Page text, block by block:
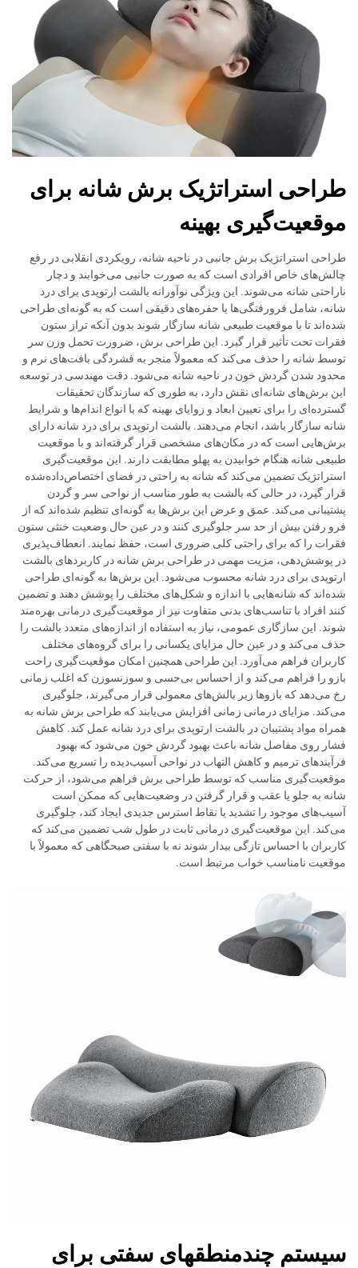
طراحی استراتژیک برش شانه برای
موقعیت‌گیری بهینه
طراحی استراتژیک برش جانبی در ناحیه شانه، رویکردی انقلابی در رفع
چالش‌های خاص افرادی است که به صورت جانبی می‌خوابند و دچار
ناراحتی شانه می‌شوند. این ویژگی نوآورانه بالشت ارتوپدی برای درد
شانه، شامل فرورفتگی‌ها یا حفره‌های دقیقی است که به گونه‌ای طراحی
شده‌اند تا با موقعیت طبیعی شانه سازگار شوند بدون آنکه تراز ستون
فقرات تحت تأثیر قرار گیرد. این طراحی برش، ضرورت تحمل وزن سر
توسط شانه را حذف می‌کند که معمولاً منجر به فشردگی بافت‌های نرم و
محدود شدن گردش خون در ناحیه شانه می‌شود. دقت مهندسی در توسعه
این برش‌های شانه‌ای نقش دارد، به طوری که سازندگان تحقیقات
گسترده‌ای را برای تعیین ابعاد و زوایای بهینه که با انواع اندام‌ها و شرایط
شانه سازگار باشد، انجام می‌دهند. بالشت ارتوپدی برای درد شانه دارای
برش‌هایی است که در مکان‌های مشخصی قرار گرفته‌اند و با موقعیت
طبیعی شانه هنگام خوابیدن به پهلو مطابقت دارند. این موقعیت‌گیری
استراتژیک تضمین می‌کند که شانه به راحتی در فضای اختصاص‌داده‌شده
قرار گیرد، در حالی که بالشت به طور مناسب از نواحی سر و گردن
پشتیبانی می‌کند. عمق و عرض این برش‌ها به گونه‌ای تنظیم شده‌اند که از
فرو رفتن بیش از حد سر جلوگیری کنند و در عین حال وضعیت خنثی ستون
فقرات را که برای راحتی کلی ضروری است، حفظ نمایند. انعطاف‌پذیری
در پوشش‌دهی، مزیت مهمی در طراحی برش شانه در کاربردهای بالشت
ارتوپدی برای درد شانه محسوب می‌شود. این برش‌ها به گونه‌ای طراحی
شده‌اند که شانه‌هایی با اندازه و شکل‌های مختلف را پوشش دهند و تضمین
کنند افراد با تناسب‌های بدنی متفاوت نیز از موقعیت‌گیری درمانی بهره‌مند
شوند. این سازگاری عمومی، نیاز به استفاده از اندازه‌های متعدد بالشت را
حذف می‌کند و در عین حال مزایای یکسانی را برای گروه‌های مختلف
کاربران فراهم می‌آورد. این طراحی همچنین امکان موقعیت‌گیری راحت
بازو را فراهم می‌کند و از احساس بی‌حسی و سوزنسوزن که اغلب زمانی
رخ می‌دهد که بازوها زیر بالش‌های معمولی قرار می‌گیرند، جلوگیری
می‌کند. مزایای درمانی زمانی افزایش می‌یابند که طراحی برش شانه به
همراه مواد پشتیبان در بالشت ارتوپدی برای درد شانه عمل کند. کاهش
فشار روی مفاصل شانه باعث بهبود گردش خون می‌شود که بهبود
فرآیندهای ترمیم و کاهش التهاب در نواحی آسیب‌دیده را تسریع می‌کند.
موقعیت‌گیری مناسب که توسط طراحی برش فراهم می‌شود، از حرکت
شانه به جلو یا عقب و قرار گرفتن در وضعیت‌هایی که ممکن است
آسیب‌های موجود را تشدید یا نقاط استرس جدیدی ایجاد کند، جلوگیری
می‌کند. این موقعیت‌گیری درمانی ثابت در طول شب تضمین می‌کند که
کاربران با احساس تازگی بیدار شوند نه با سفتی صبحگاهی که معمولاً با
موقعیت نامناسب خواب مرتبط است.
سیستم چندمنطقهای سفتی برای